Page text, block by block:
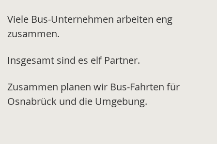
Viele Bus-Unternehmen arbeiten eng
zusammen.
Insgesamt sind es elf Partner.
Zusammen planen wir Bus-Fahrten für
Osnabrück und die Umgebung.